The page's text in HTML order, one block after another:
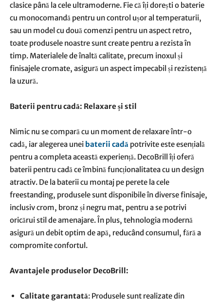
clasice până la cele ultramoderne. Fie că îți dorești o baterie
cu monocomandă pentru un control ușor al temperaturii,
sau un model cu două comenzi pentru un aspect retro,
toate produsele noastre sunt create pentru a rezista în
timp. Materialele de înaltă calitate, precum inoxul și
finisajele cromate, asigură un aspect impecabil și rezistență
la uzură.
Baterii pentru cadă: Relaxare și stil
Nimic nu se compară cu un moment de relaxare într-o
cadă, iar alegerea unei baterii cadă potrivite este esențială
pentru a completa această experiență. DecoBrill îți oferă
baterii pentru cadă ce îmbină funcționalitatea cu un design
atractiv. De la baterii cu montaj pe perete la cele
freestanding, produsele sunt disponibile în diverse finisaje,
inclusiv crom, bronz și negru mat, pentru a se potrivi
oricărui stil de amenajare. În plus, tehnologia modernă
asigură un debit optim de apă, reducând consumul, fără a
compromite confortul.
Avantajele produselor DecoBrill:
Calitate garantată: Produsele sunt realizate din